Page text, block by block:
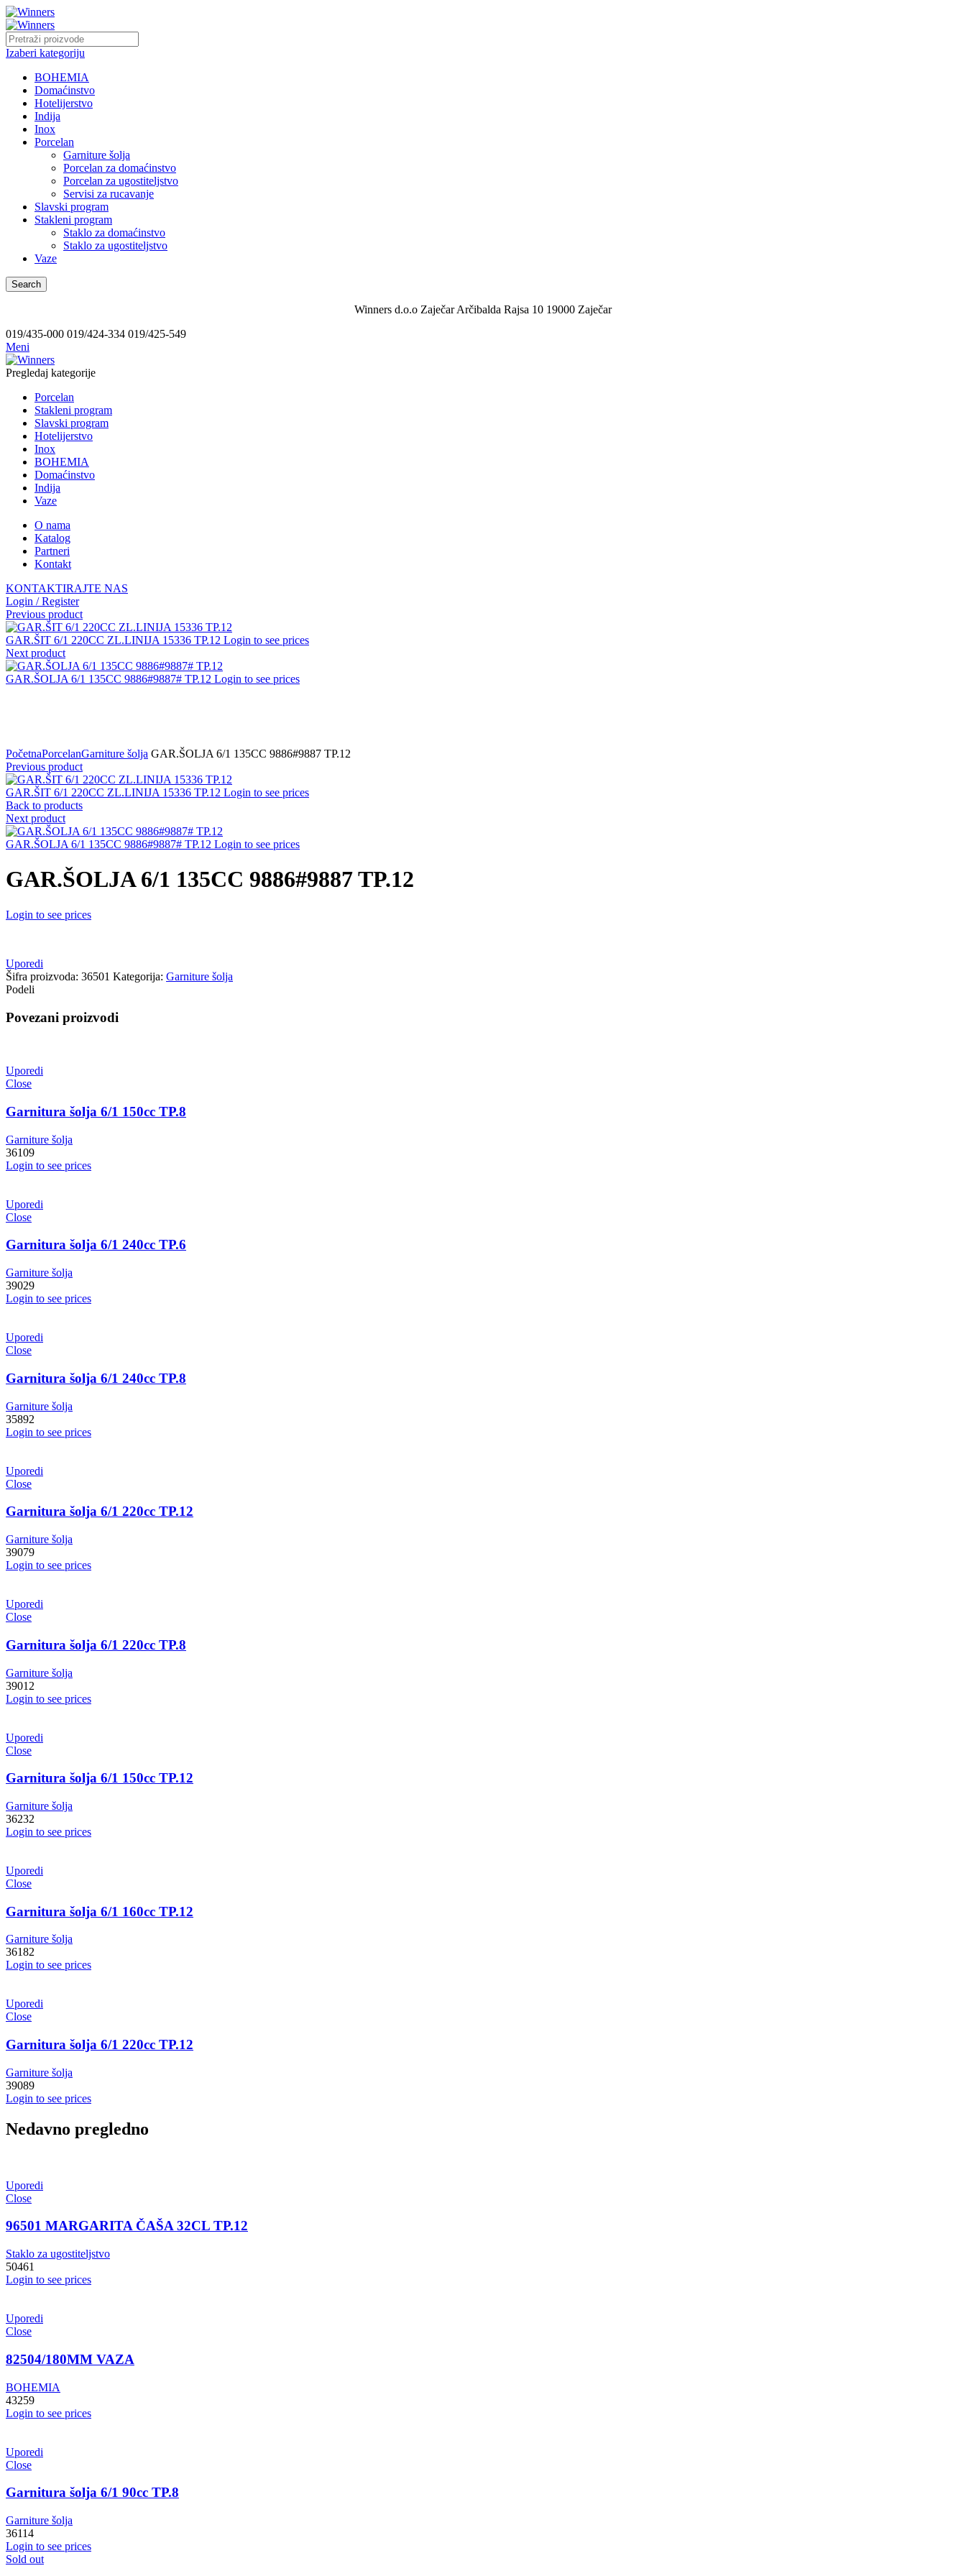
Izaberi kategoriju
BOHEMIA
Domaćinstvo
Hotelijerstvo
Indija
Inox
Porcelan
Garniture šolja
Porcelan za domaćinstvo
Porcelan za ugostiteljstvo
Servisi za rucavanje
Slavski program
Stakleni program
Staklo za domaćinstvo
Staklo za ugostiteljstvo
Vaze
Search
Winners d.o.o Zaječar Arčibalda Rajsa 10 19000 Zaječar
019/435-000 019/424-334 019/425-549
Meni
Pregledaj kategorije
Porcelan
Stakleni program
Slavski program
Hotelijerstvo
Inox
BOHEMIA
Domaćinstvo
Indija
Vaze
O nama
Katalog
Partneri
Kontakt
KONTAKTIRAJTE NAS
Login / Register
Previous product
GAR.ŠIT 6/1 220CC ZL.LINIJA 15336 TP.12 Login to see prices
Next product
GAR.ŠOLJA 6/1 135CC 9886#9887# TP.12 Login to see prices
PočetnaPorcelanGarniture šolja GAR.ŠOLJA 6/1 135CC 9886#9887 TP.12
Previous product
GAR.ŠIT 6/1 220CC ZL.LINIJA 15336 TP.12 Login to see prices
Back to products
Next product
GAR.ŠOLJA 6/1 135CC 9886#9887# TP.12 Login to see prices
GAR.ŠOLJA 6/1 135CC 9886#9887 TP.12
Login to see prices
Uporedi
Šifra proizvoda: 36501 Kategorija: Garniture šolja
Podeli
Povezani proizvodi
Uporedi
Close
Garnitura šolja 6/1 150cc TP.8
Garniture šolja
36109
Login to see prices
Uporedi
Close
Garnitura šolja 6/1 240cc TP.6
Garniture šolja
39029
Login to see prices
Uporedi
Close
Garnitura šolja 6/1 240cc TP.8
Garniture šolja
35892
Login to see prices
Uporedi
Close
Garnitura šolja 6/1 220cc TP.12
Garniture šolja
39079
Login to see prices
Uporedi
Close
Garnitura šolja 6/1 220cc TP.8
Garniture šolja
39012
Login to see prices
Uporedi
Close
Garnitura šolja 6/1 150cc TP.12
Garniture šolja
36232
Login to see prices
Uporedi
Close
Garnitura šolja 6/1 160cc TP.12
Garniture šolja
36182
Login to see prices
Uporedi
Close
Garnitura šolja 6/1 220cc TP.12
Garniture šolja
39089
Login to see prices
Nedavno pregledno
Uporedi
Close
96501 MARGARITA ČAŠA 32CL TP.12
Staklo za ugostiteljstvo
50461
Login to see prices
Uporedi
Close
82504/180MM VAZA
BOHEMIA
43259
Login to see prices
Uporedi
Close
Garnitura šolja 6/1 90cc TP.8
Garniture šolja
36114
Login to see prices
Sold out